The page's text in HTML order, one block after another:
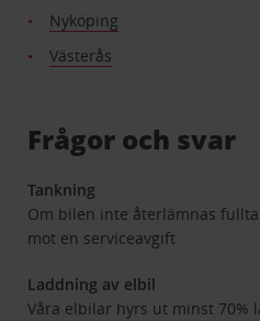
Nyköping
Västerås
Frågor och svar
Tankning
Om bilen inte återlämnas
mot en serviceavgift
Laddning av elbil
Våra elbilar hyrs ut minst 70%